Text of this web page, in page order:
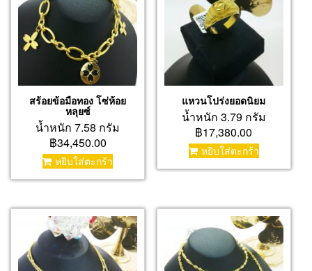
สร้อยข้อมือทอง โซ่ห้อย
หลุยซ์
น้ำหนัก 7.58 กรัม
฿34,450.00
หยิบใส่ตะกร้า
แหวนโปร่งยอดนิยม
น้ำหนัก 3.79 กรัม
฿17,380.00
หยิบใส่ตะกร้า